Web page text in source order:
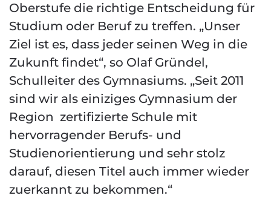
Oberstufe die richtige Entscheidung für
Studium oder Beruf zu treffen. „Unser
Ziel ist es, dass jeder seinen Weg in die
Zukunft findet“, so Olaf Gründel,
Schulleiter des Gymnasiums. „Seit 2011
sind wir als einiziges Gymnasium der
Region zertifizierte Schule mit
hervorragender Berufs- und
Studienorientierung und sehr stolz
darauf, diesen Titel auch immer wieder
zuerkannt zu bekommen.“